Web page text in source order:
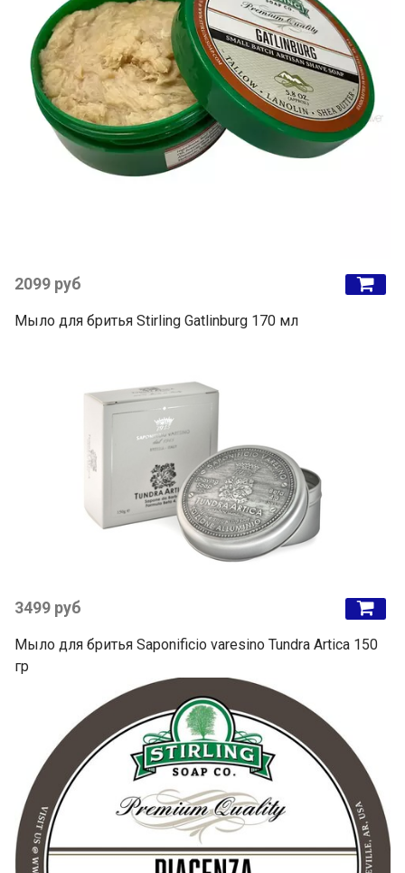
2099 руб
Мыло для бритья Stirling Gatlinburg 170 мл
3499 руб
Мыло для бритья Saponificio varesino Tundra Artica 150
гр